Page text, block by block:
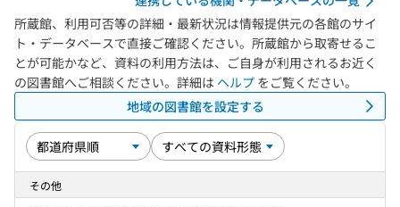
所蔵館、利用可否等の詳細・最新状況は情報提供元の各館のサイ
ト・データベースで直接ご確認ください。所蔵館から取寄せるこ
とが可能かなど、資料の利用方法は、ご自身が利用されるお近く
の図書館へご相談ください。詳細は ヘルプ をご覧ください。
地域の図書館を設定する
その他